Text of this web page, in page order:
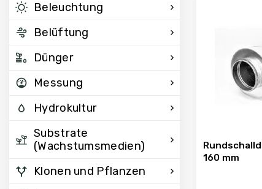
Beleuchtung
Belüftung
Dünger
Messung
Hydrokultur
Substrate
(Wachstumsmedien)
Klonen und Pflanzen
160 mm